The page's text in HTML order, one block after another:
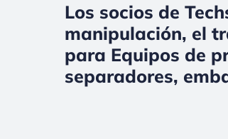
Los socios de
manipulación, el
para Equipos de
separadores,